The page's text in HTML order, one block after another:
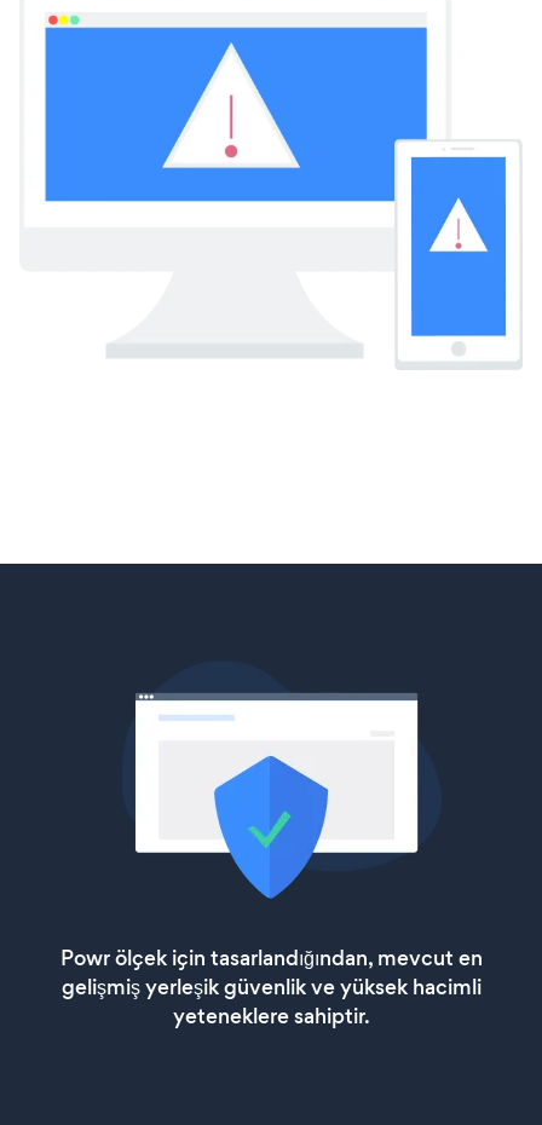
Powr ölçek için tasarlandığından, mevcut en
gelişmiş yerleşik güvenlik ve yüksek hacimli
yeteneklere sahiptir.